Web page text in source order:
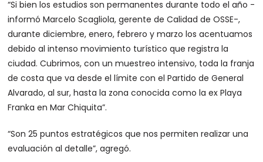
“Si bien los estudios son permanentes durante todo el año -
informó Marcelo Scagliola, gerente de Calidad de OSSE-,
durante diciembre, enero, febrero y marzo los acentuamos
debido al intenso movimiento turístico que registra la
ciudad. Cubrimos, con un muestreo intensivo, toda la franja
de costa que va desde el límite con el Partido de General
Alvarado, al sur, hasta la zona conocida como la ex Playa
Franka en Mar Chiquita”.
“Son 25 puntos estratégicos que nos permiten realizar una
evaluación al detalle”, agregó.